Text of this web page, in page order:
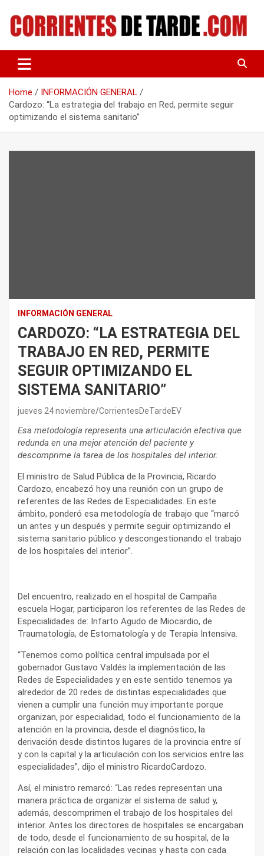
content
CORRIENTES DE TARDE
Home
INFORMACIÓN GENERAL
Cardozo: “La estrategia del trabajo en Red, permite seguir
optimizando el sistema sanitario”
INFORMACIÓN GENERAL
CARDOZO: “LA ESTRATEGIA DEL
TRABAJO EN RED, PERMITE
SEGUIR OPTIMIZANDO EL
SISTEMA SANITARIO”
jueves 24 noviembre CorrientesDeTardeEV
Esa metodología representa una articulación efectiva que
redunda en una mejor atención del paciente y
descomprime la tarea de los hospitales del interior.
El ministro de Salud Pública de la Provincia, Ricardo
Cardozo, encabezó hoy una reunión con un grupo de
referentes de las Redes de Especialidades. En este
ámbito, ponderó esa metodología de trabajo que “marcó
un antes y un después y permite seguir optimizando el
sistema sanitario público y descongestionando el trabajo
de los hospitales del interior”.
Del encuentro, realizado en el hospital de Campaña
escuela Hogar, participaron los referentes de las Redes de
Especialidades de: Infarto Agudo de Miocardio, de
Traumatología, de Estomatología y de Terapia Intensiva.
“Tenemos como política central impulsada por el
gobernador Gustavo Valdés la implementación de las
Redes de Especialidades y en este sentido tenemos ya
alrededor de 20 redes de distintas especialidades que
vienen a cumplir una función muy importante porque
organizan, por especialidad, todo el funcionamiento de la
atención en la provincia, desde el diagnóstico, la
derivación desde distintos lugares de la provincia entre sí
y con la capital y la articulación con los servicios entre las
especialidades”, dijo el ministro RicardoCardozo.
Así, el ministro remarcó: “Las redes representan una
manera práctica de organizar el sistema de salud y,
además, descomprimen el trabajo de los hospitales del
interior. Antes los directores de hospitales se encargaban
de todo, desde el funcionamiento de su hospital, de la
relación con las localidades vecinas y hasta con cada